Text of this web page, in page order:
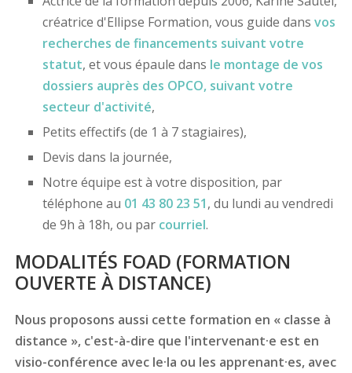
créatrice d'Ellipse Formation, vous guide dans vos
recherches de financements suivant votre
statut, et vous épaule dans le montage de vos
dossiers auprès des OPCO, suivant votre
secteur d'activité,
Petits effectifs (de 1 à 7 stagiaires),
Devis dans la journée,
Notre équipe est à votre disposition, par
téléphone au 01 43 80 23 51, du lundi au vendredi
de 9h à 18h, ou par courriel.
MODALITÉS FOAD (FORMATION
OUVERTE À DISTANCE)
Nous proposons aussi cette formation en « classe à
distance », c'est-à-dire que l'intervenant·e est en
visio-conférence avec le·la ou les apprenant·es, avec